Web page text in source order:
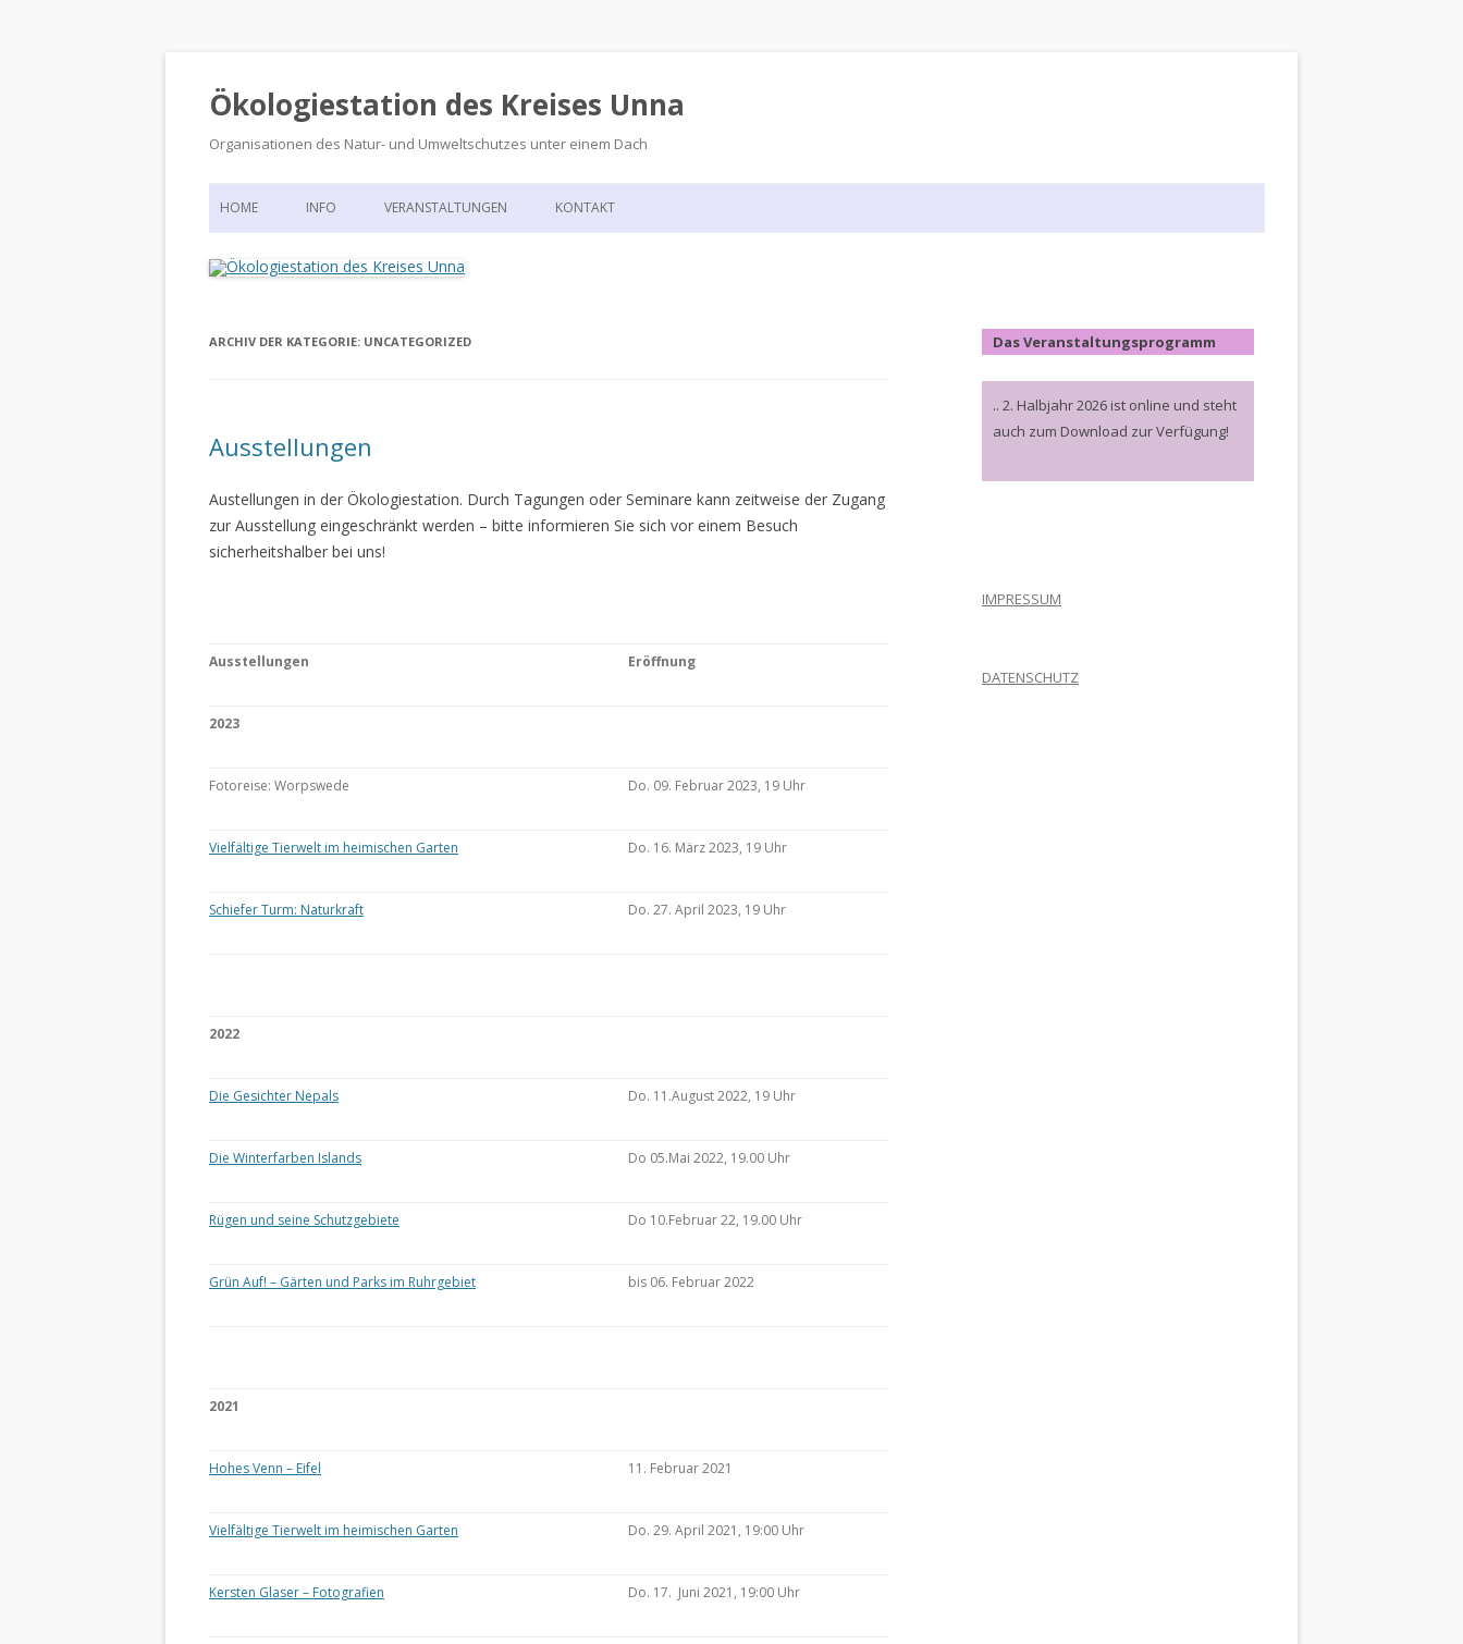
Ökologiestation des Kreises Unna
Organisationen des Natur- und Umweltschutzes unter einem Dach
Zum
HOME INFO VERANSTALTUNGEN KONTAKT
ARCHIV DER KATEGORIE: UNCATEGORIZED
Ausstellungen
Austellungen in der Ökologiestation. Durch Tagungen oder Seminare kann zeitweise der Zugang
zur Ausstellung eingeschränkt werden – bitte informieren Sie sich vor einem Besuch
sicherheitshalber bei uns!
Ausstellungen Eröffnung
2023
Fotoreise: Worpswede Do. 09. Februar 2023, 19 Uhr
Vielfältige Tierwelt im heimischen Garten Do. 16. März 2023, 19 Uhr
Schiefer Turm: Naturkraft Do. 27. April 2023, 19 Uhr
2022
Die Gesichter Nepals Do. 11.August 2022, 19 Uhr
Die Winterfarben Islands Do 05.Mai 2022, 19.00 Uhr
Rügen und seine Schutzgebiete Do 10.Februar 22, 19.00 Uhr
Grün Auf! – Gärten und Parks im Ruhrgebiet bis 06. Februar 2022
2021
Hohes Venn – Eifel 11. Februar 2021
Vielfältige Tierwelt im heimischen Garten Do. 29. April 2021, 19:00 Uhr
Kersten Glaser – Fotografien Do. 17. Juni 2021, 19:00 Uhr
Das Veranstaltungsprogramm
.. 2. Halbjahr 2026 ist online und steht
auch zum Download zur Verfügung!
IMPRESSUM
DATENSCHUTZ